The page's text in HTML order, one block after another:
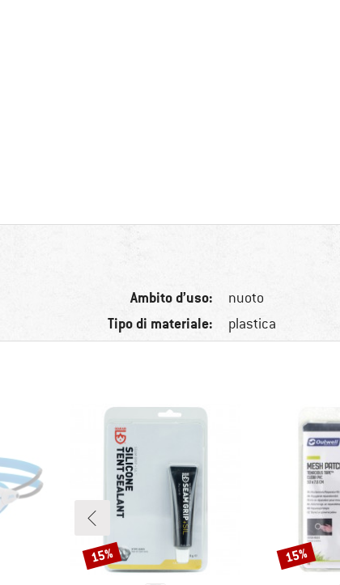
Ambito d’uso: nuoto
Tipo di materiale: plastica
Sconto
15% Sconto
15%